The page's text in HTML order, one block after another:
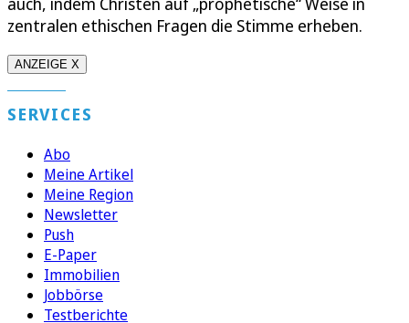
zentralen ethischen Fragen die Stimme erheben.
ANZEIGE X
SERVICES
Abo
Meine Artikel
Meine Region
Newsletter
Push
E-Paper
Immobilien
Jobbörse
Testberichte